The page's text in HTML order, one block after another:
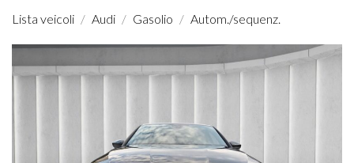
Lista veicoli Audi Gasolio Autom./sequenz.